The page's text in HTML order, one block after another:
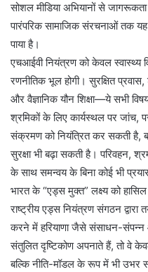
सोशल मीडिया अभियानों से
पारंपरिक सामाजिक संरचनाओं तक
पाया है।
एचआईवी नियंत्रण को केवल स्वास्थ्य
रणनीतिक भूल होगी। सुरक्षित
और वैज्ञानिक यौन शिक्षा—ये सभी
श्रमिकों के लिए कार्यस्थल पर जांच,
संक्रमण को नियंत्रित कर सकती है,
सुरक्षा भी बढ़ा सकती है। परिवहन,
के साथ समन्वय के बिना कोई भी
भारत के “एड्स मुक्त” लक्ष्य को
राष्ट्रीय एड्स नियंत्रण संगठन द्वारा
करने में हरियाणा जैसे संसाधन-
संतुलित दृष्टिकोण अपनाते हैं, तो वे
बल्कि नीति-मॉडल के रूप में भी उभर